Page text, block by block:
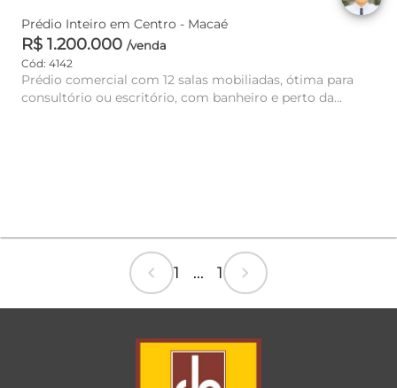
Prédio Inteiro em Centro - Macaé
R$ 1.200.000 /venda
Cód: 4142
Prédio comercial com 12 salas mobiliadas, ótima para
consultório ou escritório, com banheiro e perto da
chevron_left 1 ... 1 chevron_right